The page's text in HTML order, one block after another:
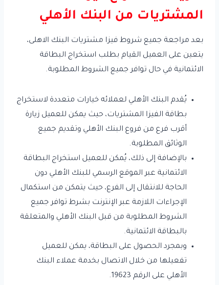
المشتريات من البنك الأهلي
بعد مراجعة جميع شروط فيزا مشتريات البنك الاهلى،
يتعين على العميل القيام بطلب استخراج البطاقة
الائتمانية في حال توافر جميع الشروط المطلوبة.
يُقدم البنك الأهلي لعملائه خيارات متعددة لاستخراج
بطاقة الفيزا المشتريات، حيث يمكن للعميل زيارة
أقرب فرع من فروع البنك الأهلي وتقديم جميع
الوثائق المطلوبة.
بالإضافة إلى ذلك، يُمكن للعميل استخراج البطاقة
الائتمانية عبر الموقع الرسمي للبنك الأهلي دون
الحاجة للانتقال إلى الفرع، حيث يتمكن من استكمال
الإجراءات اللازمة عبر الإنترنت بشرط توافر جميع
الشروط المطلوبة من قبل البنك الأهلي والمتعلقة
بالبطاقة الائتمانية.
وبمجرد الحصول على البطاقة، يمكن للعميل
تفعيلها من خلال الاتصال بخدمة عملاء البنك
الأهلي على الرقم 19623.